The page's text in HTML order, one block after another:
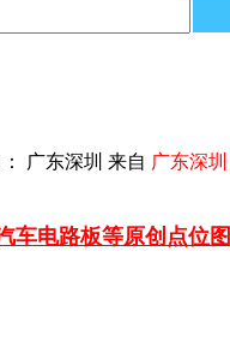
广东深圳 来自 广东深圳
车电路板等原创点位图